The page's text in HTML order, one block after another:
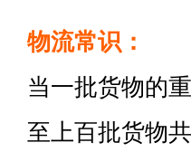
物流常识：
当一批货物的
至上百批货物